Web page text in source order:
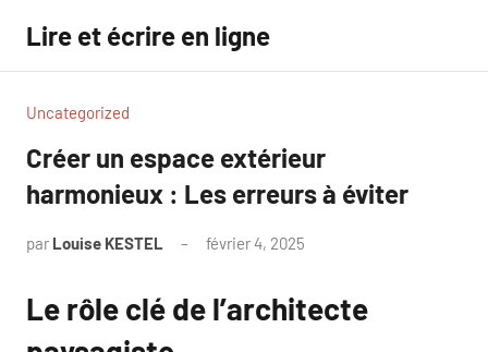
contenu
Lire et écrire en ligne
Uncategorized
Créer un espace extérieur
harmonieux : Les erreurs à éviter
par Louise KESTEL février 4, 2025
Le rôle clé de l’architecte